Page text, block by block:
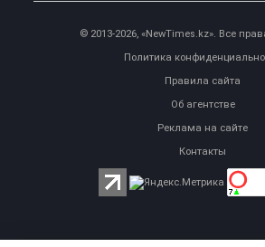
© 2013-2026, «NewTimes.kz». Все
Политика
Правила сайта
Об агентстве
Реклама на сайте
Контакты